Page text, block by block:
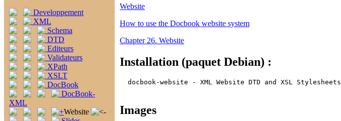
Website
How to use the Docbook website system
Chapter 26. Website
Installation (paquet Debian) :
  docbook-website - XML Website DTD and XSL Stylesheets
Images
Developpement
XML
Schema
DTD
Editeurs
Validateurs
XPath
XSLT
DocBook
DocBook-
XML
Website